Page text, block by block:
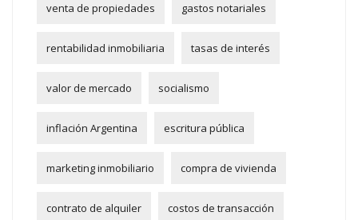
venta de propiedades gastos notariales
rentabilidad inmobiliaria tasas de interés
valor de mercado socialismo
inflación Argentina escritura pública
marketing inmobiliario compra de vivienda
contrato de alquiler costos de transacción